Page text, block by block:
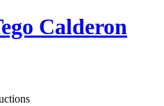
Calderon